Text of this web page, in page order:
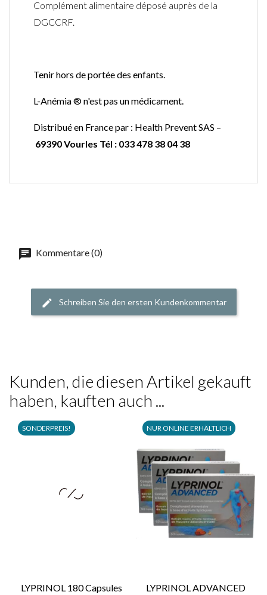
Complément alimentaire déposé auprès de la
DGCCRF.
Tenir hors de portée des enfants.
L-Anémia ®n'est pas un médicament.
Distribué en France par : Health Prevent SAS –
69390 Vourles Tél : 033 478 38 04 38
Kommentare (0)
Schreiben Sie den ersten Kundenkommentar
Kunden, die diesen Artikel gekauft
haben, kauften auch ...
LYPRINOL 180 Capsules
SONDERPREIS!
LYPRINOL ADVANCED
NUR ONLINE ERHÄLTLICH